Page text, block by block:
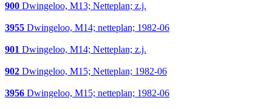
900 Dwingeloo, M13; Netteplan; z.j.
3955 Dwingeloo, M14; netteplan; 1982-06
901 Dwingeloo, M14; Netteplan; z.j.
902 Dwingeloo, M15; Netteplan; 1982-06
3956 Dwingeloo, M15; netteplan; 1982-06